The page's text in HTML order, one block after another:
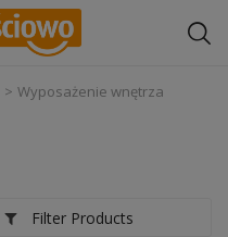
Wyposażenie wnętrza
Filter Products